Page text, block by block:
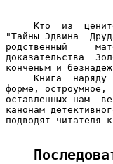
Кто  из
"Тайны Эдвина
родственный
доказательства
конченым и
Книга  наряду
форме, остроумное,
оставленных нам
канонам
подводят читателя